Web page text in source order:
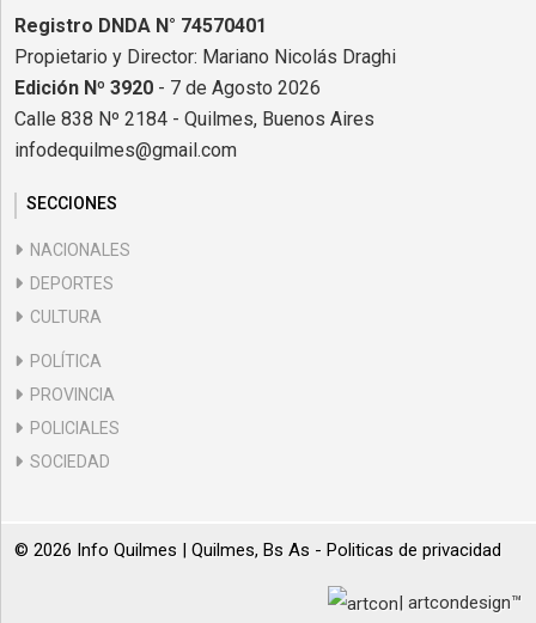
Registro DNDA N° 74570401
Propietario y Director: Mariano Nicolás Draghi
Edición Nº 3920 - 7 de Agosto 2026
Calle 838 Nº 2184 - Quilmes, Buenos Aires
infodequilmes@gmail.com
SECCIONES
NACIONALES
DEPORTES
CULTURA
POLÍTICA
PROVINCIA
POLICIALES
SOCIEDAD
© 2026 Info Quilmes | Quilmes, Bs As - Politicas de privacidad
| artcondesign™